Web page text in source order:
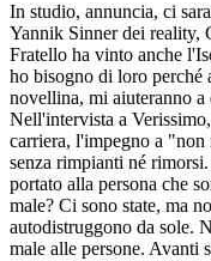
In studio, annuncia, ci
Yannik Sinner dei reality,
Fratello ha vinto anche
ho bisogno di loro perché
novellina, mi aiuteranno
Nell'intervista a
carriera, l'impegno a
senza rimpianti né
portato alla persona che
male? Ci sono state, ma
autodistruggono da sole.
male alle persone. Avanti